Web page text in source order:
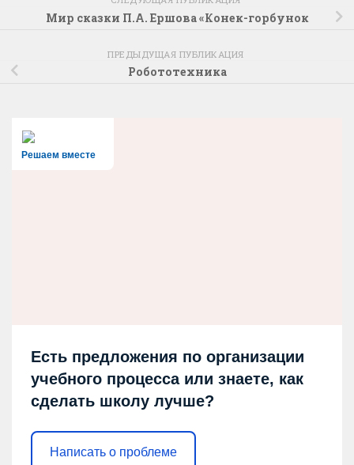
Мир сказки П.А. Ершова «Конек-горбунок
ПРЕДЫДУЩАЯ ПУБЛИКАЦИЯ
Робототехника
Решаем вместе
Есть предложения по организации
учебного процесса или знаете, как
сделать школу лучше?
Написать о проблеме